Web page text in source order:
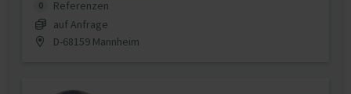
0
Referenzen
auf Anfrage
D-68159 Mannheim